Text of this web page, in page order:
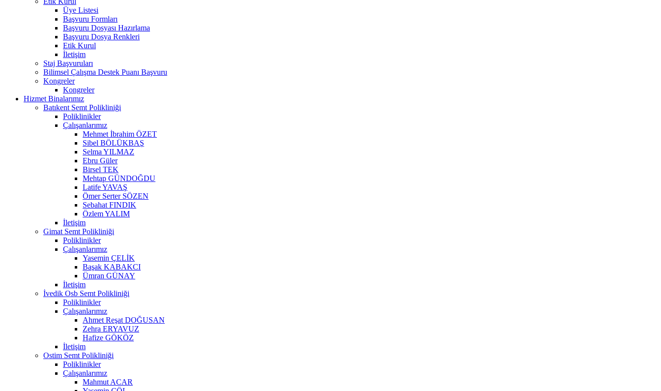
Üye Listesi
Başvuru Formları
Başvuru Dosyası Hazırlama
Başvuru Dosya Renkleri
Etik Kurul
İletişim
Staj Başvuruları
Bilimsel Çalışma Destek Puanı Başvuru
Kongreler
Kongreler
Hizmet Binalarımız
Batıkent Semt Polikliniği
Poliklinikler
Çalışanlarımız
Mehmet İbrahim ÖZET
Sibel BÖLÜKBAŞ
Selma YILMAZ
Ebru Güler
Birsel TEK
Mehtap GÜNDOĞDU
Latife YAVAŞ
Ömer Serter SÖZEN
Sebahat FINDIK
Özlem YALIM
İletişim
Gimat Semt Polikliniği
Poliklinikler
Çalışanlarımız
Yasemin ÇELİK
Başak KABAKCI
Ümran GÜNAY
İletişim
İvedik Osb Semt Polikliniği
Poliklinikler
Çalışanlarımız
Ahmet Reşat DOĞUSAN
Zehra ERYAVUZ
Hafize GÖKÖZ
İletişim
Ostim Semt Polikliniği
Poliklinikler
Çalışanlarımız
Mahmut ACAR